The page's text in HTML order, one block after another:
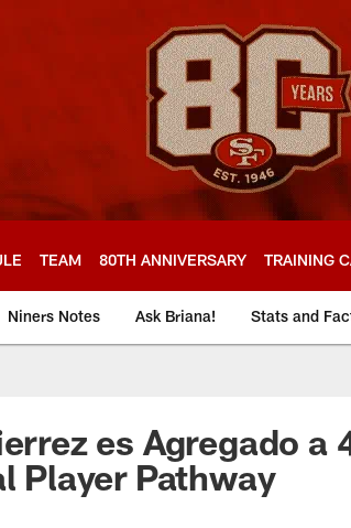
TEAM 80TH ANNIVERSARY TRAINING
Niners Notes Ask Briana! Stats and
es Agregado a
Player Pathway